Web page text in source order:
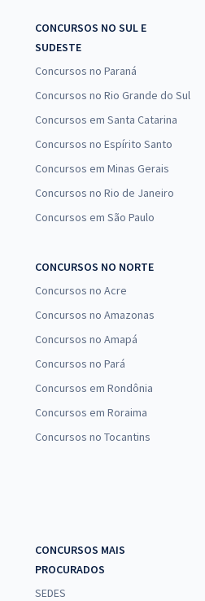
CONCURSOS NO SUL E
SUDESTE
Concursos no Paraná
Concursos no Rio Grande do Sul
Concursos em Santa Catarina
Concursos no Espírito Santo
Concursos em Minas Gerais
Concursos no Rio de Janeiro
Concursos em São Paulo
CONCURSOS NO NORTE
Concursos no Acre
Concursos no Amazonas
Concursos no Amapá
Concursos no Pará
Concursos em Rondônia
Concursos em Roraima
Concursos no Tocantins
CONCURSOS MAIS
PROCURADOS
SEDES